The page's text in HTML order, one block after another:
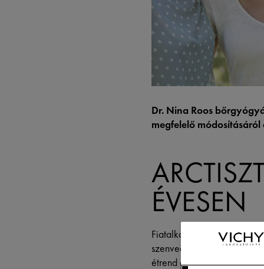
Dr. Nina Roos
megfelelő
ÉVESEN
Fiatalkorban a szórakozás
szenvedni ennek az
étrend és a mindennapos